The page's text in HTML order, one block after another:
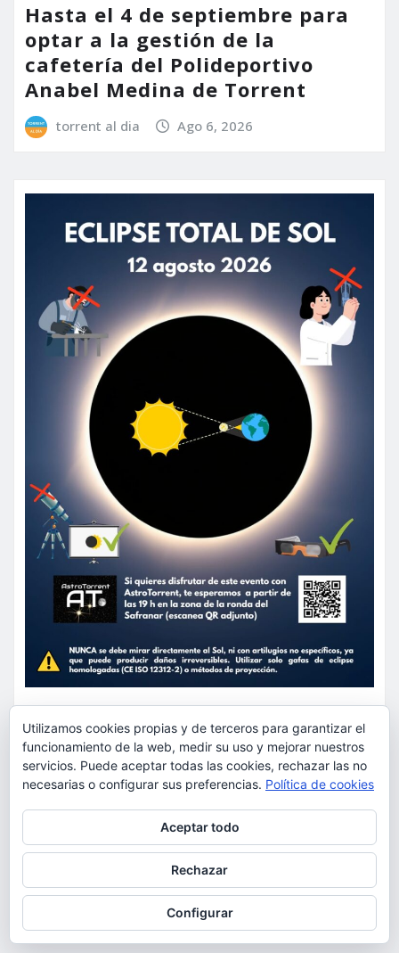
Hasta el 4 de septiembre para
optar a la gestión de la
cafetería del Polideportivo
Anabel Medina de Torrent
torrent al dia Ago 6, 2026
ACTUALIDAD
EDUCACIÓN
MEDIO AMBIENTE
OCIO
AstroTorrent organiza una
observación pública del eclipse
total de Sol del 12 de agosto en
Torrent en el Safranar junto a
las vías del AVE
Ago 5, 2026
Utilizamos cookies propias y de terceros para garantizar el
funcionamiento de la web, medir su uso y mejorar nuestros
servicios. Puede aceptar todas las cookies, rechazar las no
necesarias o configurar sus preferencias. Política de cookies
Aceptar todo
Rechazar
Configurar
Para obtener más información, incluido cómo gestionar las cookies,